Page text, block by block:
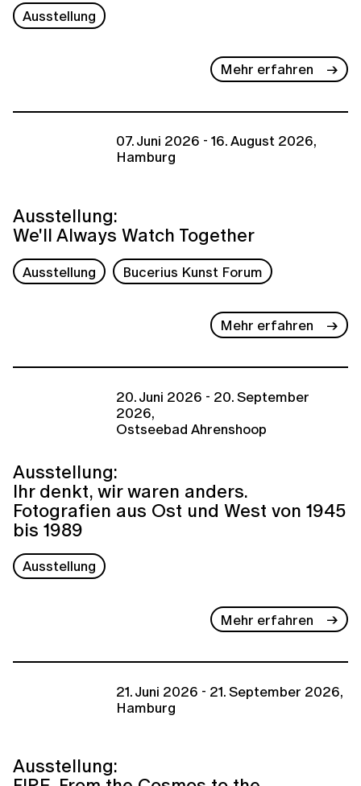
Ausstellung
Mehr erfahren
07. Juni 2026 - 16. August 2026,
Hamburg
Ausstellung:
We'll Always Watch Together
Ausstellung Bucerius Kunst Forum
Mehr erfahren
20. Juni 2026 - 20. September
2026,
Ostseebad Ahrenshoop
Ausstellung:
Ihr denkt, wir waren anders.
Fotografien aus Ost und West von 1945
bis 1989
Ausstellung
Mehr erfahren
21. Juni 2026 - 21. September 2026,
Hamburg
Ausstellung: